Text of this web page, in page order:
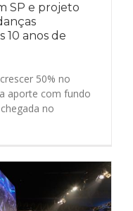
SP e projeto
10 anos de
50% no
aporte com fundo
no